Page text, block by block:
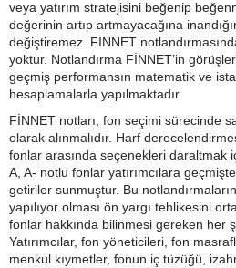
veya yatırım stratejisini beğenip
değerinin artıp artmayacağına
değiştiremez. FİNNET
yoktur. Notlandırma FİNNET’in
geçmiş performansın matematik ve
hesaplamalarla yapılmaktadır.
FİNNET notları, fon seçimi sürecinde
olarak alınmalıdır. Harf
fonlar arasında seçenekleri daraltmak
A, A- notlu fonlar yatırımcılara
getiriler sunmuştur. Bu
yapılıyor olması ön yargı tehlikesini
fonlar hakkında bilinmesi gereken her
Yatırımcılar, fon yöneticileri, fon
menkul kıymetler, fonun iç tüzüğü,